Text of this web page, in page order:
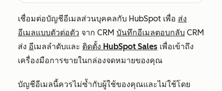
เชื่อมต่อบัญชีอีเมลส่วนบุคคลกับ HubSpot เพื่อ ส่ง
อีเมลแบบตัวต่อตัว จาก CRM บันทึกอีเมลตอบกลับ CRM
ส่ง อีเมลลำดับและ ติดตั้ง HubSpot Sales เพื่อเข้าถึง
เครื่องมือการขายในกล่องจดหมายของคุณ
บัญชีอีเมลนี้ควรไม่ซ้ำกับผู้ใช้ของคุณและไม่ใช้โดย